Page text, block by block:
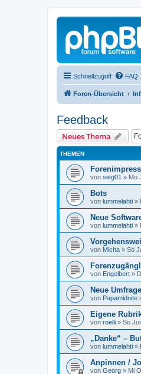
Schnellzugriff FAQ
Foren-Übersicht
Feedback
Neues Thema
THEMEN
von sieg01 » Mo
Bots
von lummelahti »
Neue
von lummelahti »
von Micha » So
von Engelbert »
Neue Umfrage
von Papamidnite
Eigene
von roelli » So
„Danke“ –
von lummelahti »
Anpinnen /
von Georg » Mi